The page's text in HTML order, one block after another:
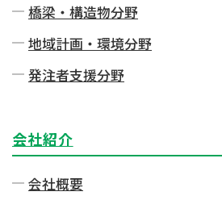
橋梁・構造物分野
地域計画・環境分野
発注者⽀援分野
会社紹介
会社概要